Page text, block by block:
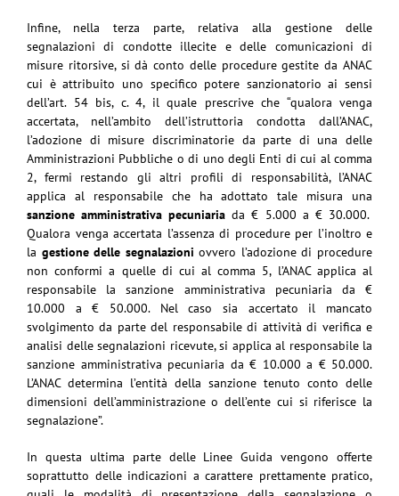
Infine, nella terza parte, relativa alla gestione delle
segnalazioni di condotte illecite e delle comunicazioni di
misure ritorsive, si dà conto delle procedure gestite da ANAC
cui è attribuito uno specifico potere sanzionatorio ai sensi
dell’art. 54 bis, c. 4, il quale prescrive che “qualora venga
accertata, nell’ambito dell’istruttoria condotta dall’ANAC,
l’adozione di misure discriminatorie da parte di una delle
Amministrazioni Pubbliche o di uno degli Enti di cui al comma
2, fermi restando gli altri profili di responsabilità, l’ANAC
applica al responsabile che ha adottato tale misura una
sanzione amministrativa pecuniaria da € 5.000 a € 30.000.
Qualora venga accertata l’assenza di procedure per l’inoltro e
la gestione delle segnalazioni ovvero l’adozione di procedure
non conformi a quelle di cui al comma 5, l’ANAC applica al
responsabile la sanzione amministrativa pecuniaria da €
10.000 a € 50.000. Nel caso sia accertato il mancato
svolgimento da parte del responsabile di attività di verifica e
analisi delle segnalazioni ricevute, si applica al responsabile la
sanzione amministrativa pecuniaria da € 10.000 a € 50.000.
L’ANAC determina l’entità della sanzione tenuto conto delle
dimensioni dell’amministrazione o dell’ente cui si riferisce la
segnalazione”.
In questa ultima parte delle Linee Guida vengono offerte
soprattutto delle indicazioni a carattere prettamente pratico,